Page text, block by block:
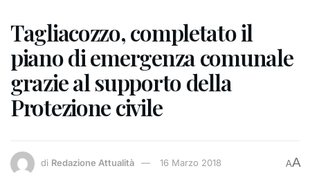
Tagliacozzo, completato il
piano di emergenza comunale
grazie al supporto della
Protezione civile
di Redazione Attualità 16 Marzo 2018 AA